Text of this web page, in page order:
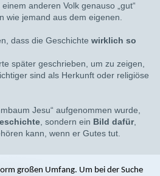
anderen Volk genauso „gut“
wie jemand aus dem eigenen.
dass die Geschichte wirklich so
später geschrieben, um zu zeigen,
sind als Herkunft oder religiöse
Jesu“ aufgenommen wurde,
, sondern ein Bild dafür,
kann, wenn er Gutes tut.
großen Umfang. Um bei der Suche